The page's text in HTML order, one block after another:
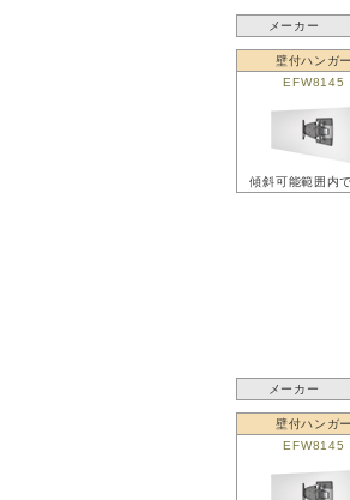
メーカー
壁付ハンガー
EFW8145
傾斜可能範囲内
メーカー
壁付ハンガー
EFW8145